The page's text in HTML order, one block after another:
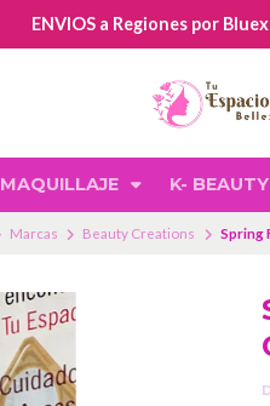
MAQUILLAJE K- BEAUTY
ENVIOS a Regiones por
Marcas Beauty Creations Spring